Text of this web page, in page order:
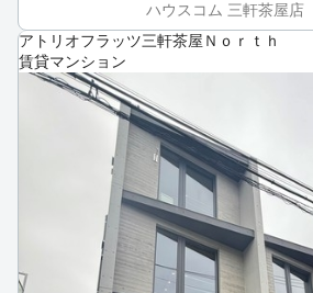
ハウスコム 三軒茶屋店
アトリオフラッツ三軒茶屋Ｎｏｒｔｈ
賃貸マンション